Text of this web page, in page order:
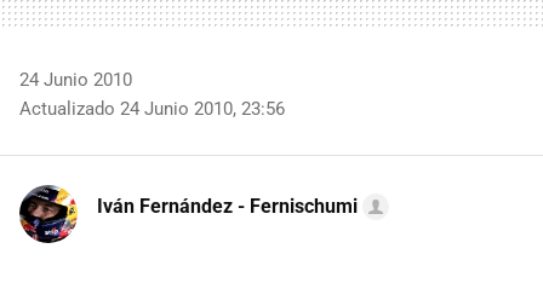
24 Junio 2010
Actualizado 24 Junio 2010, 23:56
Iván Fernández - Fernischumi